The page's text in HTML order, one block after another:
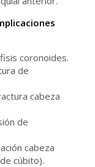
coronoides.
de
cabeza
de
cabeza
cúbito).